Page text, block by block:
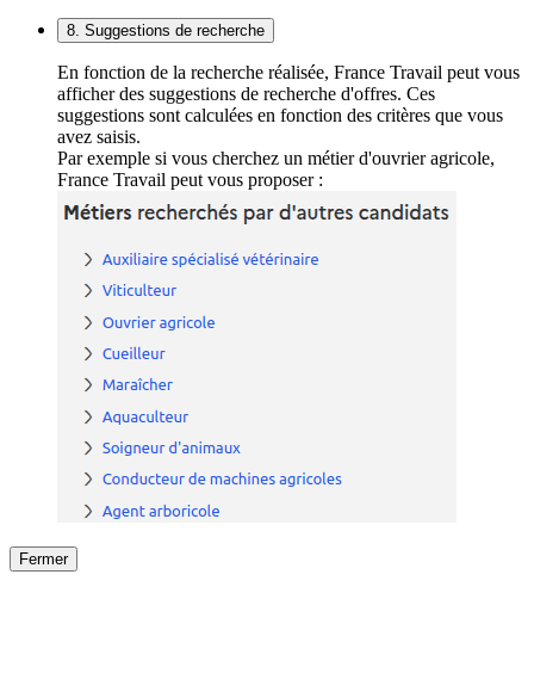
8. Suggestions de recherche
En fonction de la recherche réalisée, France Travail peut vous
afficher des suggestions de recherche d'offres. Ces
suggestions sont calculées en fonction des critères que vous
avez saisis.
Par exemple si vous cherchez un métier d'ouvrier agricole,
France Travail peut vous proposer :
Fermer